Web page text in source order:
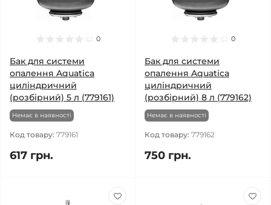
0
Бак для системи
опалення Aquatica
циліндричний
(розбірний) 5 л (779161)
Немає в наявності
Код товару: 779161
617 грн.
0
Бак для системи
опалення Aquatica
циліндричний
(розбірний) 8 л (779162)
Немає в наявності
Код товару: 779162
750 грн.